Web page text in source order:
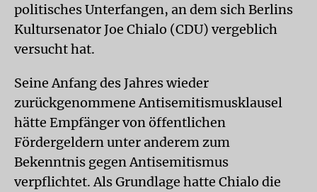
politisches Unterfangen, an dem sich Berlins
Kultursenator Joe Chialo (CDU) vergeblich
versucht hat.
Seine Anfang des Jahres wieder
zurückgenommene Antisemitismusklausel
hätte Empfänger von öffentlichen
Fördergeldern unter anderem zum
Bekenntnis gegen Antisemitismus
verpflichtet. Als Grundlage hatte Chialo die